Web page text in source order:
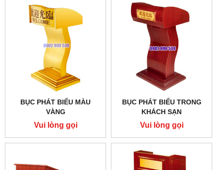
BỤC PHÁT BIỂU MÀU
VÀNG
Vui lòng gọi
BỤC PHÁT BIỂU TRONG
KHÁCH SẠN
Vui lòng gọi